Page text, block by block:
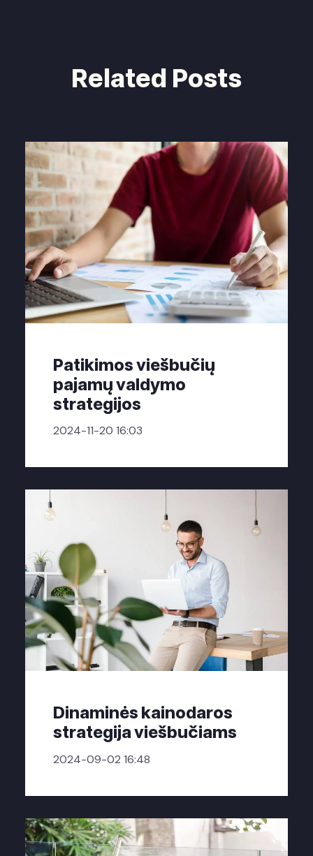
Related Posts
Patikimos viešbučių
pajamų valdymo
strategijos
2024-11-20 16:03
Dinaminės kainodaros
strategija viešbučiams
2024-09-02 16:48